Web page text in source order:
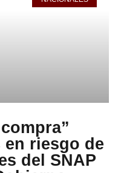
en riesgo de
del SNAP